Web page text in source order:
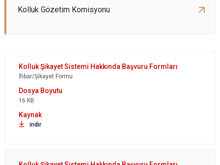
Kolluk Gözetim Komisyonu
İhbar/Şikayet Formu
16 KB
indir